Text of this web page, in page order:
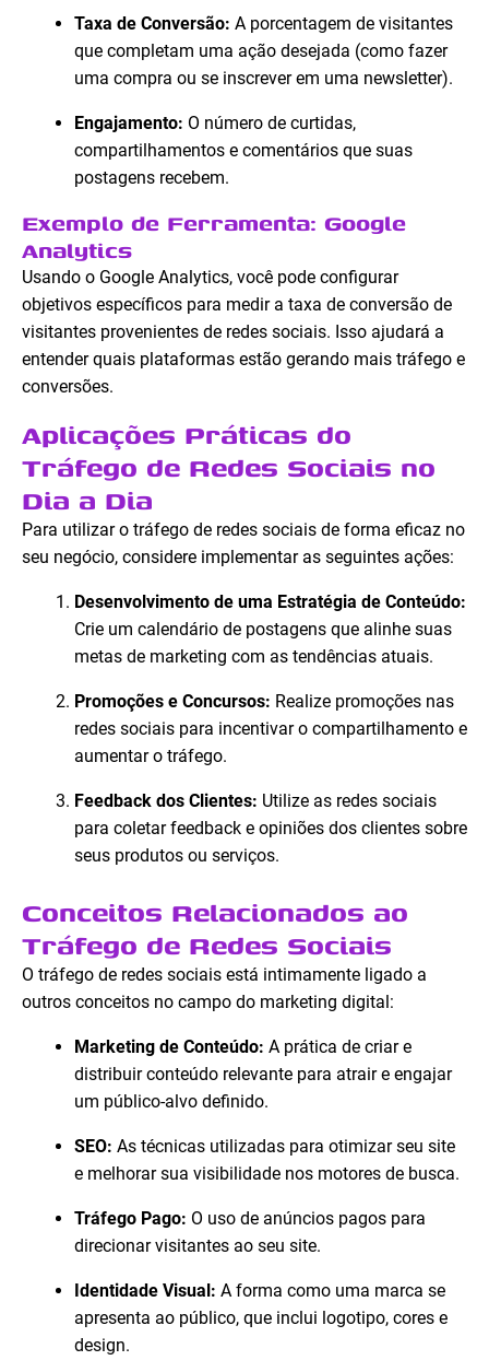
Taxa de Conversão: A porcentagem de visitantes
que completam uma ação desejada (como fazer
uma compra ou se inscrever em uma newsletter).
Engajamento: O número de curtidas,
compartilhamentos e comentários que suas
postagens recebem.
Exemplo de Ferramenta: Google
Analytics
Usando o Google Analytics, você pode configurar
objetivos específicos para medir a taxa de conversão de
visitantes provenientes de redes sociais. Isso ajudará a
entender quais plataformas estão gerando mais tráfego e
conversões.
Aplicações Práticas do
Tráfego de Redes Sociais no
Dia a Dia
Para utilizar o tráfego de redes sociais de forma eficaz no
seu negócio, considere implementar as seguintes ações:
Desenvolvimento de uma Estratégia de Conteúdo:
Crie um calendário de postagens que alinhe suas
metas de marketing com as tendências atuais.
Promoções e Concursos: Realize promoções nas
redes sociais para incentivar o compartilhamento e
aumentar o tráfego.
Feedback dos Clientes: Utilize as redes sociais
para coletar feedback e opiniões dos clientes sobre
seus produtos ou serviços.
Conceitos Relacionados ao
Tráfego de Redes Sociais
O tráfego de redes sociais está intimamente ligado a
outros conceitos no campo do marketing digital:
Marketing de Conteúdo: A prática de criar e
distribuir conteúdo relevante para atrair e engajar
um público-alvo definido.
SEO: As técnicas utilizadas para otimizar seu site
e melhorar sua visibilidade nos motores de busca.
Tráfego Pago: O uso de anúncios pagos para
direcionar visitantes ao seu site.
Identidade Visual: A forma como uma marca se
apresenta ao público, que inclui logotipo, cores e
design.